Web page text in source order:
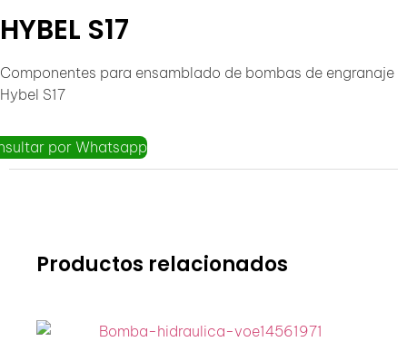
HYBEL S17
Componentes para ensamblado de bombas de engranaje
Hybel S17
por Whatsapp
Productos relacionados